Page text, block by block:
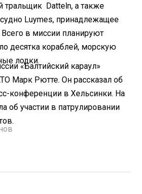
тральщик Datteln, а также
Luymes, принадлежащее
в миссии планируют
десятка кораблей, морскую
лодки.
«Балтийский караул»
Марк Рютте. Он рассказал об
конференции в Хельсинки. На
об участии в патрулировании